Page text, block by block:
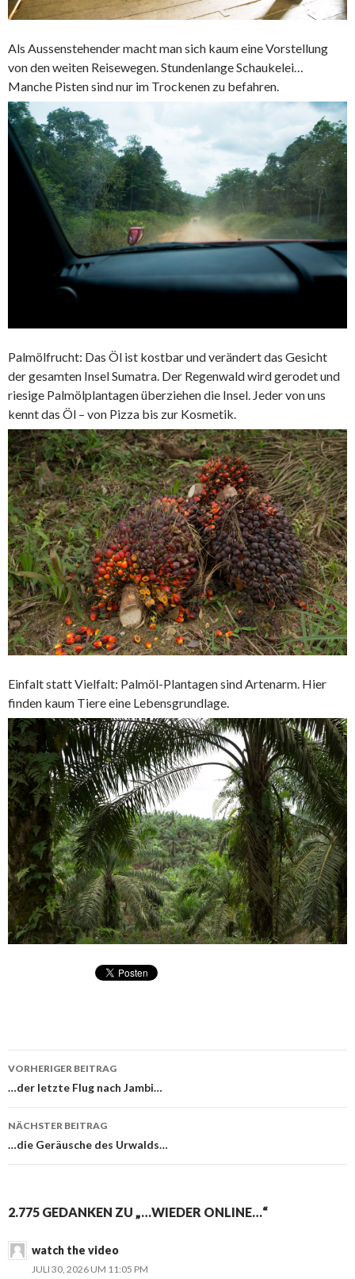
Als Aussenstehender macht man sich kaum eine Vorstellung
von den weiten Reisewegen. Stundenlange Schaukelei…
Manche Pisten sind nur im Trockenen zu befahren.
Palmölfrucht: Das Öl ist kostbar und verändert das Gesicht
der gesamten Insel Sumatra. Der Regenwald wird gerodet und
riesige Palmölplantagen überziehen die Insel. Jeder von uns
kennt das Öl – von Pizza bis zur Kosmetik.
Einfalt statt Vielfalt: Palmöl-Plantagen sind Artenarm. Hier
finden kaum Tiere eine Lebensgrundlage.
Beitragsnavigation
VORHERIGER BEITRAG
…der letzte Flug nach Jambi…
NÄCHSTER BEITRAG
…die Geräusche des Urwalds…
2.775 GEDANKEN ZU „…WIEDER ONLINE…“
watch the video
JULI 30, 2026 UM 11:05 PM